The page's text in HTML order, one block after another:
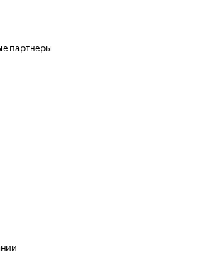
партнеры